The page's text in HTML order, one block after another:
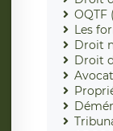
OQTF
Les
Droit
Droit